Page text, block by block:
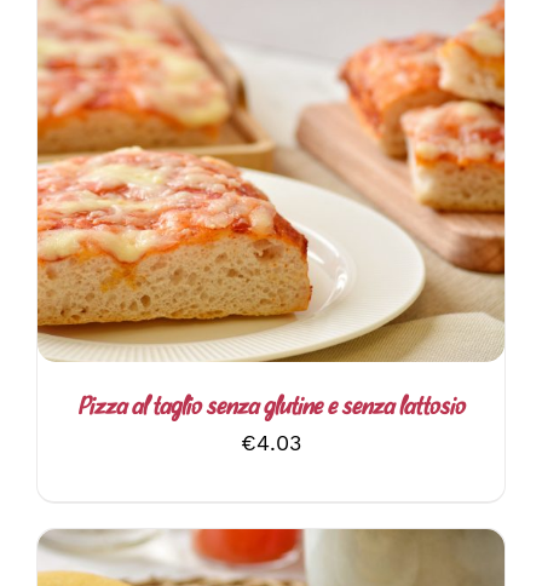
AGGIUNGI AL CARRELLO / DETTAGLI
Pizza al taglio senza glutine e senza lattosio
€4.03